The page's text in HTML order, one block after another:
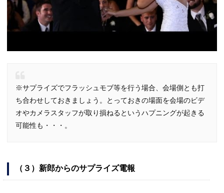
※サプライズでフラッシュモブ等を行う場合、会場側とも打
ち合わせしておきましょう。とっておきの場面を会場のビデ
オやカメラスタッフが取り損ねるというハプニングが起きる
可能性も・・・。
（３）新郎からのサプライズ電報